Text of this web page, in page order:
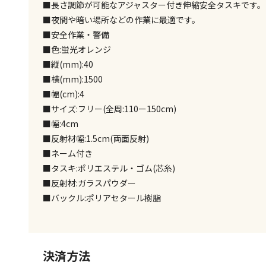
■長さ調節が可能なアジャスター付き伸縮安全タスキです。
■夜間や暗い場所などの作業に最適です。
■安全作業・警備
■色:蛍光オレンジ
■縦(mm):40
■横(mm):1500
■幅(cm):4
■サイズ:フリー(全周:110ー150cm)
■幅:4cm
■反射材幅:1.5cm(両面反射)
■ネーム付き
■タスキ:ポリエステル・ゴム(芯糸)
■反射材:ガラスパウダー
■バックル:ポリアセタール樹脂
決済方法